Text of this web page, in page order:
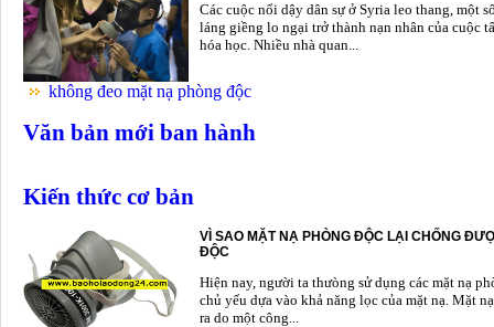
Các cuộc nổi dậy dân sự ở Syria leo thang, một
láng giềng lo ngại trở thành nạn nhân của cuộc
hóa học. Nhiều nhà quan...
không đeo mặt nạ phòng độc
Văn bản mới ban hành
Kiến thức cơ bản
VÌ SAO MẶT NẠ PHÒNG ĐỘC LẠI CHỐNG
ĐỘC
Hiện nay, người ta thưòng sử dụng các mặt nạ
chủ yếu dựa vào khả năng lọc của mặt nạ. Mặt
ra do một công...